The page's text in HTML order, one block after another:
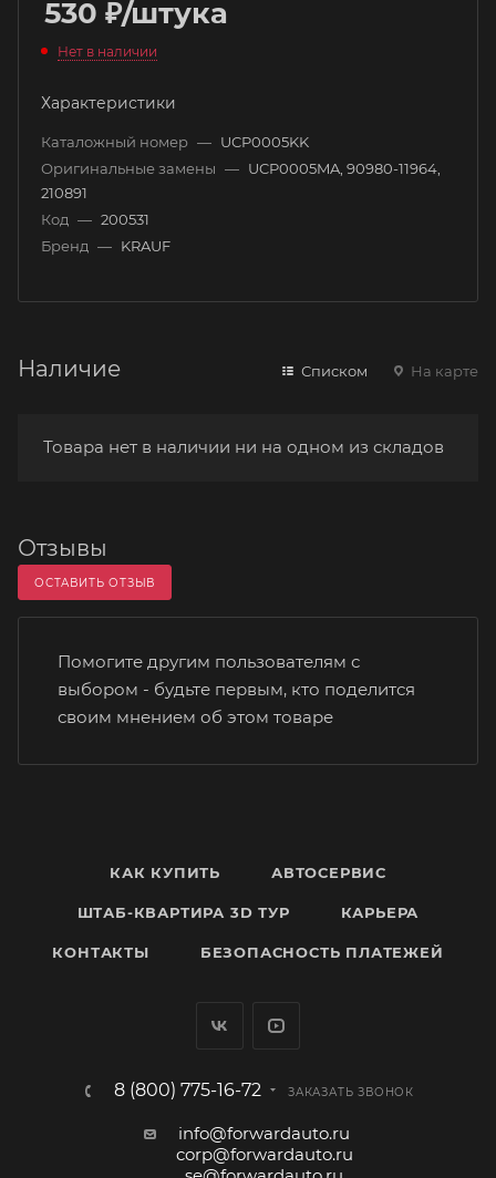
530 ₽/штука
Нет в наличии
Характеристики
Каталожный номер — UCP0005KK
Оригинальные замены — UCP0005MA, 90980-11964,
210891
Код — 200531
Бренд — KRAUF
Наличие Списком На карте
Товара нет в наличии ни на одном из складов
Отзывы
ОСТАВИТЬ ОТЗЫВ
Помогите другим пользователям с
выбором - будьте первым, кто поделится
своим мнением об этом товаре
КАК КУПИТЬ АВТОСЕРВИС
ШТАБ-КВАРТИРА 3D ТУР КАРЬЕРА
КОНТАКТЫ БЕЗОПАСНОСТЬ ПЛАТЕЖЕЙ
8 (800) 775-16-72 ЗАКАЗАТЬ ЗВОНОК
info@forwardauto.ru
corp@forwardauto.ru